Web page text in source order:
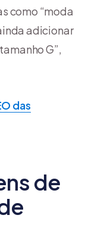
como “moda
adicionar
G”,
das
de